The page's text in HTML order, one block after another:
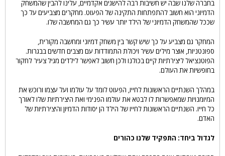
בחברה שלנו שבה יש חשיבות רבה להישגים אקדמיים, עלינו להבין שהמשחק
הדמיוני הוא חשוב להתפתחות התקינה של הפעוט. מחקרים מצביעים על כך
שככל שהמשחק הדמיוני של הילד יותר עשיר כך גם המחשבה שלו.
המחקר גם מצביע על כך שיש קשר בין משחק דמיוני ומחשבה מקורית,
ספונטניות, אוצר מילים עשיר ויכולת התמודדות עם מצבים חדשים בבגרות.
הפוטנציאל ליצירתיות קיים בכולנו ולכן חשוב לאפשר לילדים מגיל צעיר לחקור
בחופשיות את העולם.
במהלך השנתיים הראשונות לחייו, הפעוט לומד על עולמו ועל עצמו ורוכש את
המיומנויות שמאפשרות לו לבטא את עולמו הפנימי ואת היצירתיות שלו לאורך
כל חייו. השנתיים הראשונות לחייו של הילד הן יסודות הדמיון והיצירתיות של
האדם.
לגדול ביחד: התפקיד שלנו כהורים